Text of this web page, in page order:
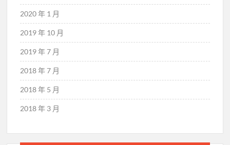
2020 年 1 月
2019 年 10 月
2019 年 7 月
2018 年 7 月
2018 年 5 月
2018 年 3 月